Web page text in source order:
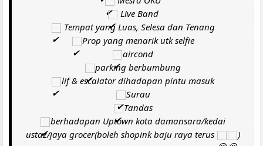
Live Band
Tempat yang Luas, Selesa dan Tenang
Prop yang menarik utk selfie
aircond
parking berbumbung
lif & escalator dihadapan pintu masuk
Surau
Tandas
berhadapan Uptown kota damansara/kedai
ustaz/jaya grocer(boleh shopink baju raya terus
)